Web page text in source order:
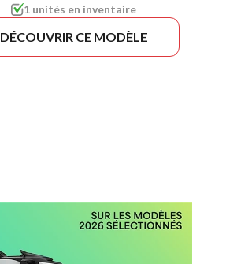
1 unités en inventaire
DÉCOUVRIR CE MODÈLE